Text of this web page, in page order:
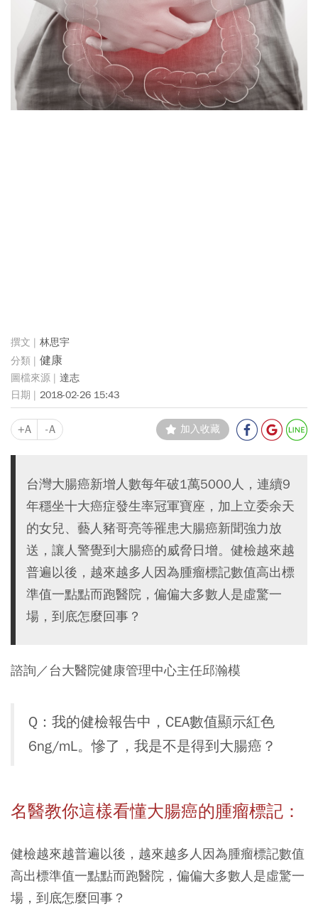
林思宇
健康
達志
2018-02-26 15:43
+A -A 加入收藏
台灣大腸癌新增人數每年破1萬5000人，連續9
年穩坐十大癌症發生率冠軍寶座，加上立委余天
的女兒、藝人豬哥亮等罹患大腸癌新聞強力放
送，讓人警覺到大腸癌的威脅日增。健檢越來越
普遍以後，越來越多人因為腫瘤標記數值高出標
準值一點點而跑醫院，偏偏大多數人是虛驚一
場，到底怎麼回事？
諮詢／台大醫院健康管理中心主任邱瀚模
Q：我的健檢報告中，CEA數值顯示紅色
6ng/mL。慘了，我是不是得到大腸癌？
名醫教你這樣看懂大腸癌的腫瘤標記：
健檢越來越普遍以後，越來越多人因為腫瘤標記數值
高出標準值一點點而跑醫院，偏偏大多數人是虛驚一
場，到底怎麼回事？